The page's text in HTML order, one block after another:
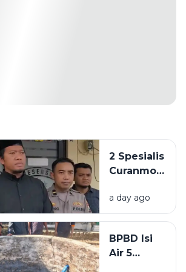
2 Spesialis
Curanmor
Bangkalan
Diringkus
Beraksi di
11 TKP
a day ago
BPBD Isi
Air 5